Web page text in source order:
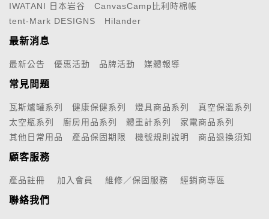
IWATANI 日本岩谷
CanvasCamp比利時棉帳
tent-Mark DESIGNS
Hilander
最新消息
最新公告 優惠活動 品牌活動 媒體報導
常見問題
瓦斯爐罐系列 健康保健系列 燈具商品系列
真空保溫系列
太空瓶系列
廚房用品系列 體重計系列
家電商品系列
其他日常用品
產品保固期限 機號規則說明 商品退換須知
顧客服務
產品註冊 加入會員 維修／保固服務 經銷商專區
聯絡我們